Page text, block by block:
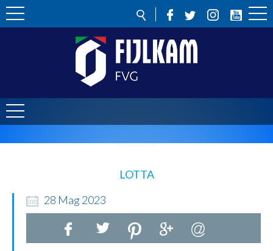
LOTTA
28 Mag2023